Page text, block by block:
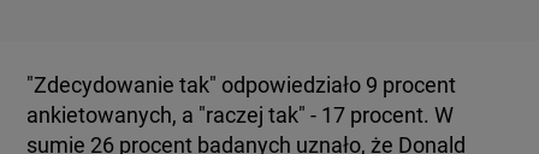
"Zdecydowanie tak" odpowiedziało 9 procent
ankietowanych, a "raczej tak" - 17 procent. W
sumie 26 procent badanych uznało, że Donald